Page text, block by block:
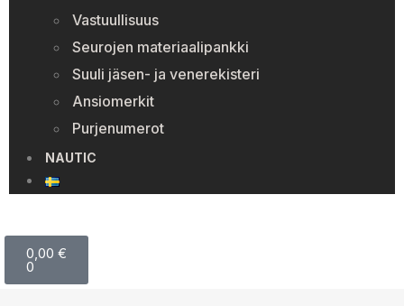
Vastuullisuus
Seurojen materiaalipankki
Suuli jäsen- ja venerekisteri
Ansiomerkit
Purjenumerot
NAUTIC
0,00 €
0